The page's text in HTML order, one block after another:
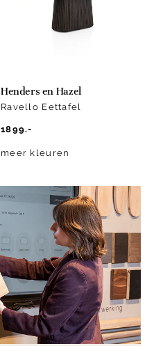
Henders en Hazel
Ravello Eettafel
1899.-
meer kleuren